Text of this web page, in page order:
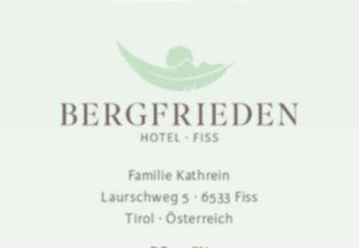
Familie Kathrein
Laurschweg 5 ·6533 Fiss
Tirol ·Österreich